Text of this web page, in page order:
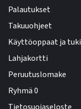
Palautukset
Takuuohjeet
Käyttöoppaat ja tuki
Lahjakortti
Peruutuslomake
Ryhmä 0